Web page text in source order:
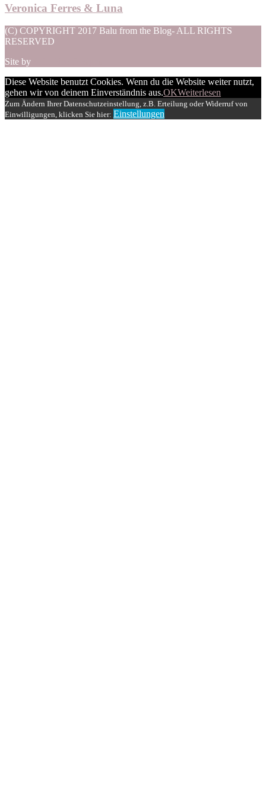
Veronica Ferres & Luna
(C) COPYRIGHT 2017 Balu from the Blog- ALL RIGHTS
RESERVED
Site by
Diese Website benutzt Cookies. Wenn du die Website weiter nutzt,
gehen wir von deinem Einverständnis aus.OKWeiterlesen
Zum Ändern Ihrer Datenschutzeinstellung, z.B. Erteilung oder Widerruf von
Einwilligungen, klicken Sie hier: Einstellungen